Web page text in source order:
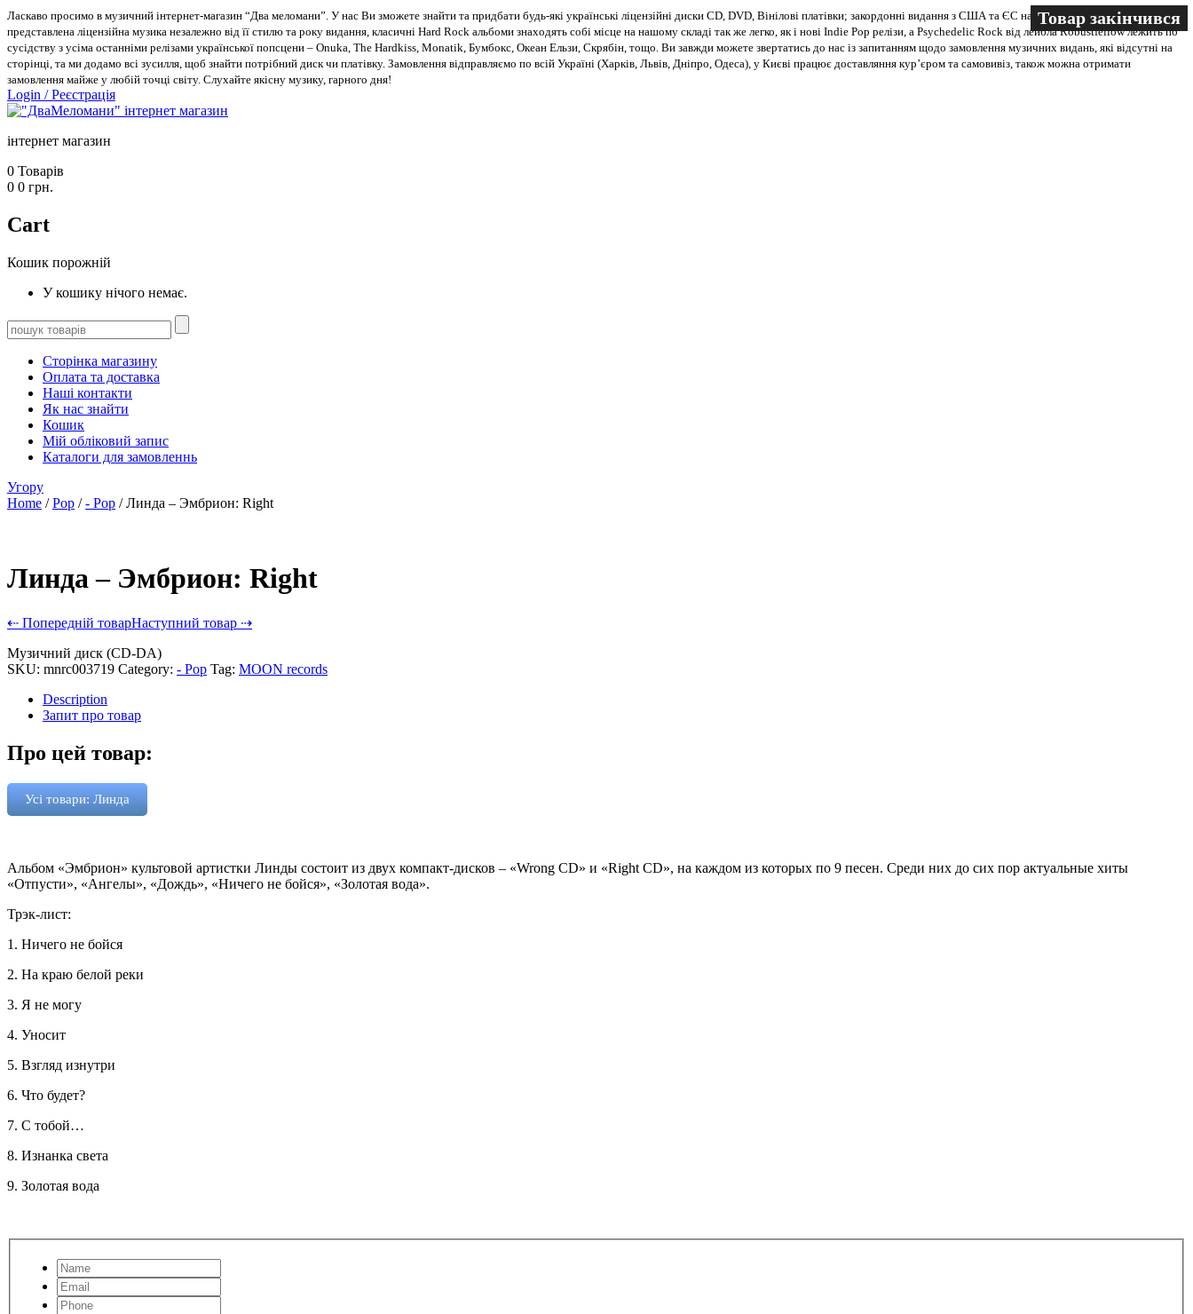
Ласкаво просимо в музичний інтернет-магазин “Два меломани”. У нас Ви зможете знайти та придбати будь-які українські ліцензійні диски CD, DVD, Вінілові платівки; закордонні видання з США та ЄС на всіх носіях. В магазині
представлена ліцензійна музика незалежно від її стилю та року видання, класичні Hard Rock альбоми знаходять собі місце на нашому складі так же легко, як і нові Indie Pop релізи, а Psychedelic Rock від лейбла Robustfellow лежить по
сусідству з усіма останніми релізами української попсцени – Onuka, The Hardkiss, Monatik, Бумбокс, Океан Ельзи, Скрябін, тощо. Ви завжди можете звертатись до нас із запитанням щодо замовлення музичних видань, які відсутні на
сторінці, та ми додамо всі зусилля, щоб знайти потрібний диск чи платівку. Замовлення відправляємо по всій Україні (Харків, Львів, Дніпро, Одеса), у Києві працює доставляння кур’єром та самовивіз, також можна отримати
замовлення майже у любій точці світу. Слухайте якісну музику, гарного дня!
Login /Реєстрація
інтернет магазин
0 Товарів
0 0 грн.
Cart
Кошик порожній
У кошику нічого немає.
Сторінка магазину
Оплата та доставка
Наші контакти
Як нас знайти
Кошик
Мій обліковий запис
Каталоги для замовленнь
Угору
Home /Pop /- Pop / Линда – Эмбрион: Right
Товар закінчився
Линда – Эмбрион: Right
⇠ Попередній товарНаступний товар ⇢
Музичний диск (CD-DA)
SKU: mnrc003719 Category: - Pop Tag: MOON records
Description
Запит про товар
Про цей товар:
Усі товари: Линда
Альбом «Эмбрион» культовой артистки Линды состоит из двух компакт-дисков – «Wrong CD» и «Right CD», на каждом из которых по 9 песен. Среди них до сих пор актуальные хиты
«Отпусти», «Ангелы», «Дождь», «Ничего не бойся», «Золотая вода».
Трэк-лист:
1. Ничего не бойся
2. На краю белой реки
3. Я не могу
4. Уносит
5. Взгляд изнутри
6. Что будет?
7. С тобой…
8. Изнанка света
9. Золотая вода
Товар закінчився
Товар закінчився